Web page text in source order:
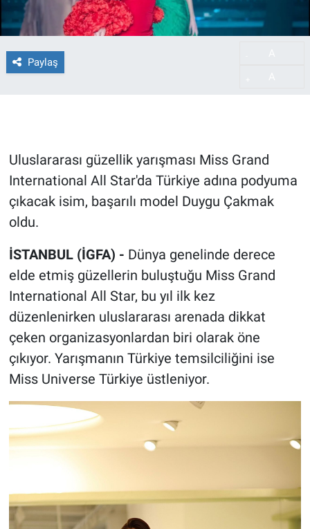
Paylaş
Uluslararası güzellik yarışması Miss Grand
International All Star'da Türkiye adına podyuma
çıkacak isim, başarılı model Duygu Çakmak
oldu.
İSTANBUL (İGFA) - Dünya genelinde derece
elde etmiş güzellerin buluştuğu Miss Grand
International All Star, bu yıl ilk kez
düzenlenirken uluslararası arenada dikkat
çeken organizasyonlardan biri olarak öne
çıkıyor. Yarışmanın Türkiye temsilciliğini ise
Miss Universe Türkiye üstleniyor.